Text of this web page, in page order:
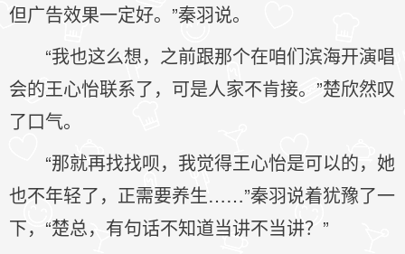
但广告效果一定好。”秦羽说。
“我也这么想，之前跟那个在咱们滨海开演唱
会的王心怡联系了，可是人家不肯接。”楚欣然叹
了口气。
“那就再找找呗，我觉得王心怡是可以的，她
也不年轻了，正需要养生……”秦羽说着犹豫了一
下，“楚总，有句话不知道当讲不当讲？”